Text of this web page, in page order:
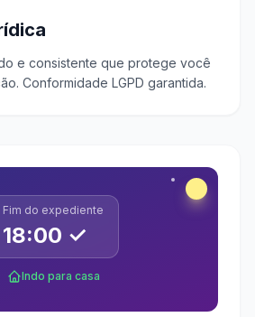
e consistente que protege você
Conformidade LGPD garantida.
Fim do expediente
18:00 ✓
Indo para casa